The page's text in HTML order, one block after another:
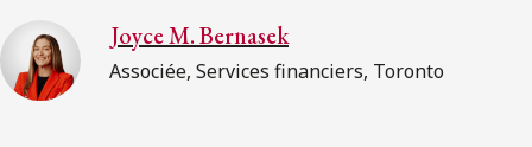
Joyce M. Bernasek
Associée, Services financiers, Toronto